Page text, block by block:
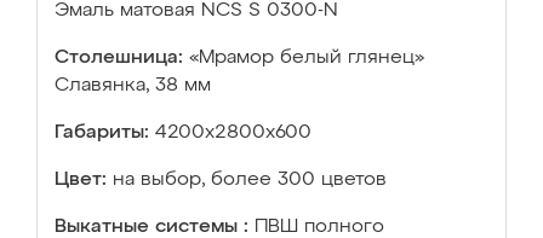
Эмаль матовая NCS S 0300-N
Столешница: «Мрамор белый глянец»
Славянка, 38 мм
Габариты: 4200х2800х600
Цвет: на выбор, более 300 цветов
Выкатные системы :
ПВШ полного